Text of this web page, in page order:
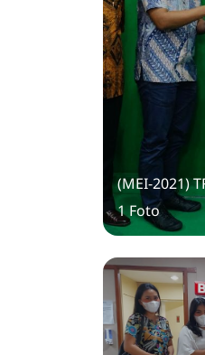
(MEI-2021)
1 Foto